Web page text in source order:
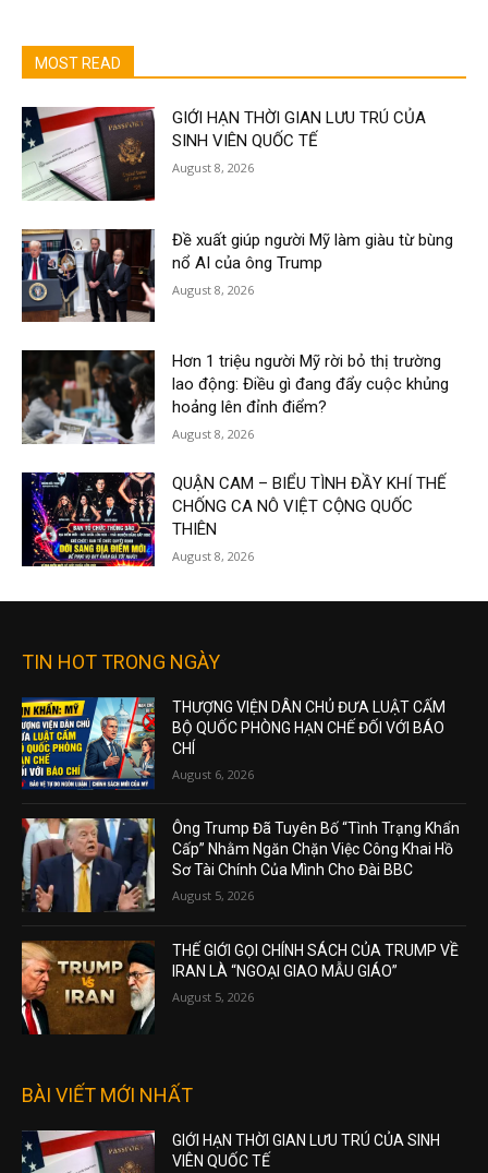
MOST READ
GIỚI HẠN THỜI GIAN LƯU TRÚ CỦA
SINH VIÊN QUỐC TẾ
August 8, 2026
Đề xuất giúp người Mỹ làm giàu từ bùng
nổ AI của ông Trump
August 8, 2026
Hơn 1 triệu người Mỹ rời bỏ thị trường
lao động: Điều gì đang đẩy cuộc khủng
hoảng lên đỉnh điểm?
August 8, 2026
QUẬN CAM – BIỂU TÌNH ĐẦY KHÍ THẾ
CHỐNG CA NÔ VIỆT CỘNG QUỐC
THIÊN
August 8, 2026
TIN HOT TRONG NGÀY
THƯỢNG VIỆN DÂN CHỦ ĐƯA LUẬT CẤM
BỘ QUỐC PHÒNG HẠN CHẾ ĐỐI VỚI BÁO
CHÍ
August 6, 2026
Ông Trump Đã Tuyên Bố “Tình Trạng Khẩn
Cấp” Nhằm Ngăn Chặn Việc Công Khai Hồ
Sơ Tài Chính Của Mình Cho Đài BBC
August 5, 2026
THẾ GIỚI GỌI CHÍNH SÁCH CỦA TRUMP VỀ
IRAN LÀ “NGOẠI GIAO MẪU GIÁO”
August 5, 2026
BÀI VIẾT MỚI NHẤT
GIỚI HẠN THỜI GIAN LƯU TRÚ CỦA SINH
VIÊN QUỐC TẾ